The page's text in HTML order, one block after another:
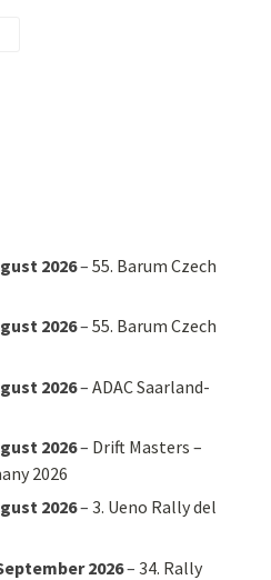
2026–55. Barum Czech
2026–55. Barum Czech
2026–ADAC Saarland-
2026– Drift Masters –
2026
2026–3. Ueno Rally del
2026–34. Rally